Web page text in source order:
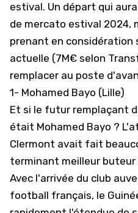
estival. Un départ qui
de mercato estival 2024,
prenant en considération
actuelle (7M€ selon
remplacer au poste
1- Mohamed Bayo (Lille)
Et si le futur remplaçant
était Mohamed Bayo ?
Clermont avait fait
terminant meilleur buteur
Avec l'arrivée du club
football français, le